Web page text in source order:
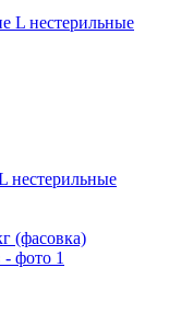
нестерильные